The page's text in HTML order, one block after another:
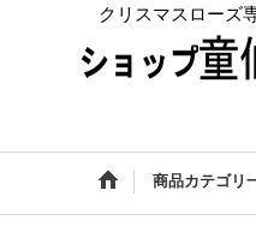
クリスマスローズ
商品カテゴリ